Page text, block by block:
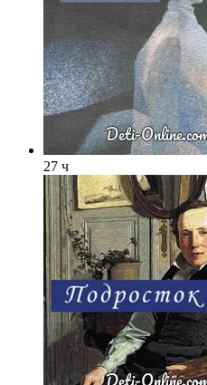
27 ч